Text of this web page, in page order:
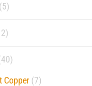
(5)
Copper (7)